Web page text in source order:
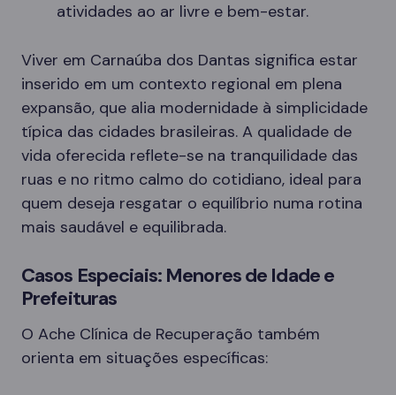
atividades ao ar livre e bem-estar.
Viver em Carnaúba dos Dantas significa estar
inserido em um contexto regional em plena
expansão, que alia modernidade à simplicidade
típica das cidades brasileiras. A qualidade de
vida oferecida reflete-se na tranquilidade das
ruas e no ritmo calmo do cotidiano, ideal para
quem deseja resgatar o equilíbrio numa rotina
mais saudável e equilibrada.
Casos Especiais: Menores de Idade e
Prefeituras
O Ache Clínica de Recuperação também
orienta em situações específicas: